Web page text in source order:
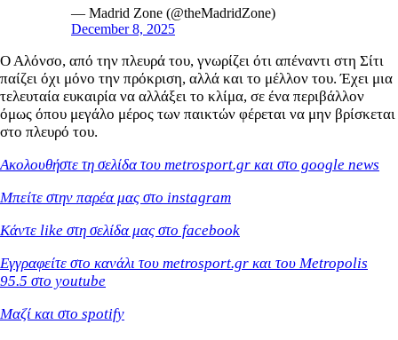
— Madrid Zone (@theMadridZone)
December 8, 2025
Ο Αλόνσο, από την πλευρά του, γνωρίζει ότι απέναντι στη Σίτι
παίζει όχι μόνο την πρόκριση, αλλά και το μέλλον του. Έχει μια
τελευταία ευκαιρία να αλλάξει το κλίμα, σε ένα περιβάλλον
όμως όπου μεγάλο μέρος των παικτών φέρεται να μην βρίσκεται
στο πλευρό του.
Ακολουθήστε τη σελίδα του metrosport.gr και στο google news
Μπείτε στην παρέα μας στο instagram
Κάντε like στη σελίδα μας στο facebook
Εγγραφείτε στο κανάλι του metrosport.gr και του Metropolis
95.5 στο youtube
Μαζί και στο spotify